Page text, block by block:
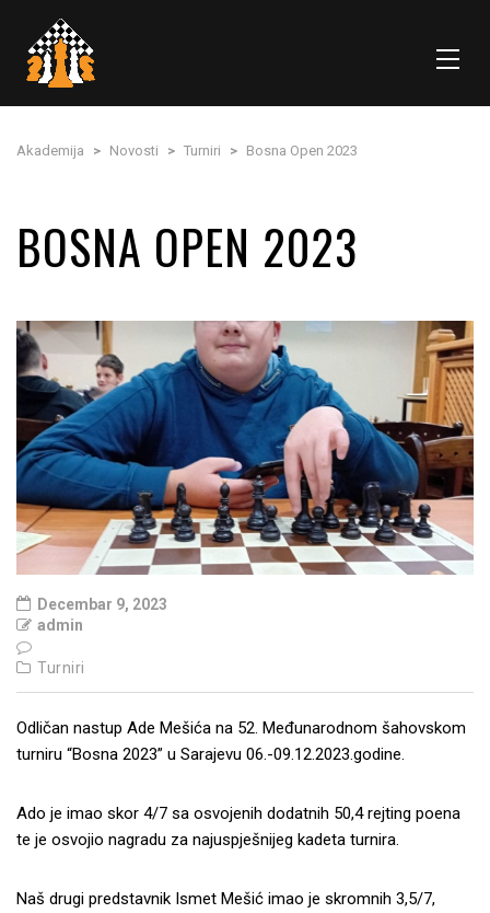
Akademija > Novosti > Turniri > Bosna Open 2023
BOSNA OPEN 2023
Decembar 9, 2023
admin
Turniri
Odličan nastup Ade Mešića na 52. Međunarodnom šahovskom
turniru “Bosna 2023” u Sarajevu 06.-09.12.2023.godine.
Ado je imao skor 4/7 sa osvojenih dodatnih 50,4 rejting poena
te je osvojio nagradu za najuspješnijeg kadeta turnira.
Naš drugi predstavnik Ismet Mešić imao je skromnih 3,5/7,